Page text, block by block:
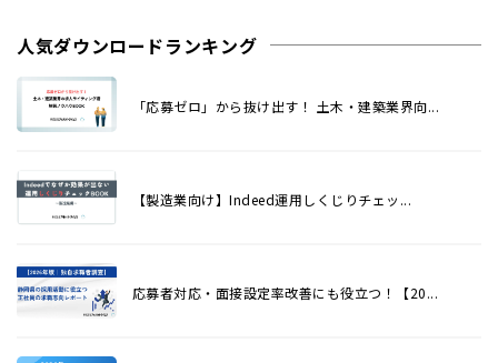
人気ダウンロードランキング
「応募ゼロ」から抜け出す！ 土木・建築業界向...
【製造業向け】Indeed運用しくじりチェッ...
応募者対応・面接設定率改善にも役立つ！【20...